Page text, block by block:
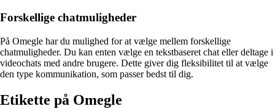
Forskellige chatmuligheder
På Omegle har du mulighed for at vælge mellem forskellige
chatmuligheder. Du kan enten vælge en tekstbaseret chat eller deltage i
videochats med andre brugere. Dette giver dig fleksibilitet til at vælge
den type kommunikation, som passer bedst til dig.
Etikette på Omegle